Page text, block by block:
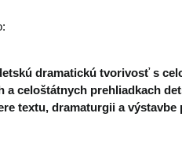
dramatickú tvorivosť s
a celoštátnych prehliadkach
textu, dramaturgii a